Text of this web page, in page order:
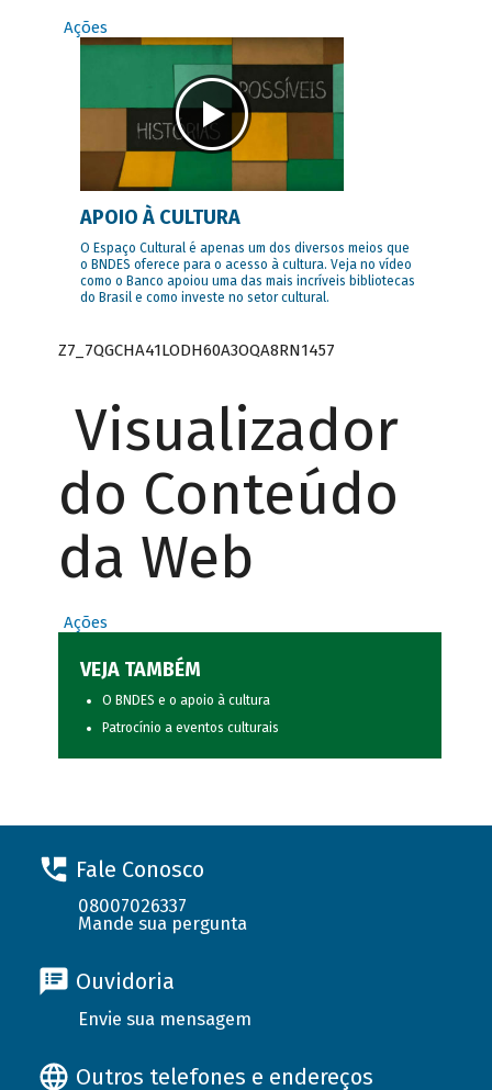
Ações
APOIO À CULTURA
O Espaço Cultural é apenas um dos diversos meios que
o BNDES oferece para o acesso à cultura. Veja no vídeo
como o Banco apoiou uma das mais incríveis bibliotecas
do Brasil e como investe no setor cultural.
Z7_7QGCHA41LODH60A3OQA8RN1457
Visualizador
do Conteúdo
da Web
Ações
VEJA TAMBÉM
O BNDES e o apoio à cultura
Patrocínio a eventos culturais
Fale Conosco
08007026337
Mande sua pergunta
Ouvidoria
Envie sua mensagem
Outros telefones e endereços